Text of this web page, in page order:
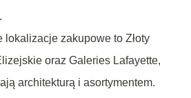
lokalizacje zakupowe to Złoty
oraz Galeries Lafayette,
architekturą i asortymentem.